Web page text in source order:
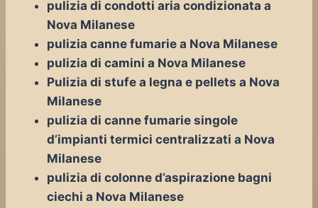
pulizia di condotti aria condizionata a
Nova Milanese
pulizia canne fumarie a Nova Milanese
pulizia di camini a Nova Milanese
Pulizia di stufe a legna e pellets a Nova
Milanese
pulizia di canne fumarie singole
d’impianti termici centralizzati a Nova
Milanese
pulizia di colonne d’aspirazione bagni
ciechi a Nova Milanese